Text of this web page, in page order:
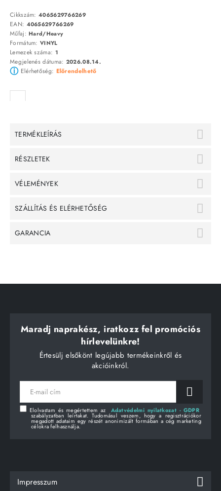
Cikkszám: 4065629766269
EAN: 4065629766269
Műfaj:Hard/Heavy
Formátum: VINYL
Lemezek száma: 1
Megjelenés dátuma: 2026.08.14.
ⓘElérhetőség: Előrendelhető
TERMÉKLEÍRÁS
RÉSZLETEK
VÉLEMÉNYEK
SZÁLLÍTÁS ÉS ELÉRHETŐSÉG
GARANCIA
Maradj naprakész, iratkozz fel promóciós
hírlevelünkre!
Értesülj elsőkönt legújabb termékeinkről és
akcióinkról.
E-
mail
Elolvastam és megértettem az Adatvédelmi nyilatkozat - GDPR
szabályzatban leírtakat. Tudomásul veszem, hogy a regisztrációkor
megadott adataim egy részét anonimizált formában a cég marketing
célokra felhasználja.
Impresszum